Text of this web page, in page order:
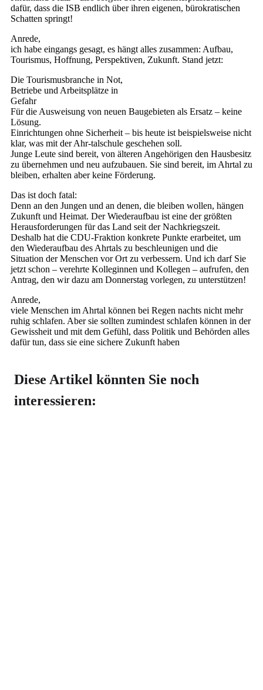
dafür, dass die ISB endlich über ihren eigenen, bürokratischen
Schatten springt!
Anrede,
ich habe eingangs gesagt, es hängt alles zusammen: Aufbau,
Tourismus, Hoffnung, Perspektiven, Zukunft. Stand jetzt:
Die Tourismusbranche in Not,
Betriebe und Arbeitsplätze in
Für die Ausweisung von neuen Baugebieten als Ersatz – keine
Lösung.
Einrichtungen ohne Sicherheit – bis heute ist beispielsweise nicht
klar, was mit der Ahr-talschule geschehen soll.
Junge Leute sind bereit, von älteren Angehörigen den Hausbesitz
zu übernehmen und neu aufzubauen. Sie sind bereit, im Ahrtal zu
bleiben, erhalten aber keine Förderung.
Das ist doch fatal:
Denn an den Jungen und an denen, die bleiben wollen, hängen
Zukunft und Heimat. Der Wiederaufbau ist eine der größten
Herausforderungen für das Land seit der Nachkriegszeit.
Deshalb hat die CDU-Fraktion konkrete Punkte erarbeitet, um
den Wiederaufbau des Ahrtals zu beschleunigen und die
Situation der Menschen vor Ort zu verbessern. Und ich darf Sie
jetzt schon – verehrte Kolleginnen und Kollegen – aufrufen, den
Antrag, den wir dazu am Donnerstag vorlegen, zu unterstützen!
Anrede,
viele Menschen im Ahrtal können bei Regen nachts nicht mehr
ruhig schlafen. Aber sie sollten zumindest schlafen können in der
Gewissheit und mit dem Gefühl, dass Politik und Behörden alles
dafür tun, dass sie eine sichere Zukunft haben
Diese Artikel könnten Sie noch
interessieren: